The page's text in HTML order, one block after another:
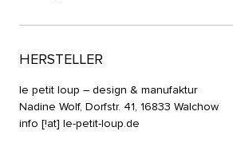
HERSTELLER
le petit loup – design & manufaktur
Nadine Wolf, Dorfstr. 41, 16833 Walchow
info [!at] le-petit-loup.de